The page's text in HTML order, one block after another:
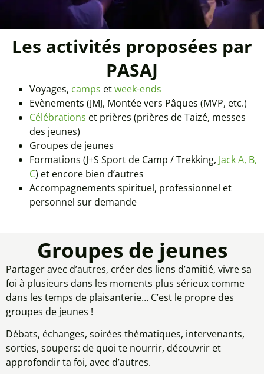
Les activités proposées par
PASAJ
Voyages, camps etweek-ends
Evènements (JMJ, Montée vers Pâques (MVP, etc.)
Célébrations et prières (prières de Taizé, messes
des jeunes)
Groupes de jeunes
Formations (J+S Sport de Camp / Trekking, Jack A, B,
C) et encore bien d’autres
Accompagnements spirituel, professionnel et
personnel sur demande
Groupes de jeunes
Partager avec d’autres, créer des liens d’amitié, vivre sa
foi à plusieurs dans les moments plus sérieux comme
dans les temps de plaisanterie… C’est le propre des
groupes de jeunes !
Débats, échanges, soirées thématiques, intervenants,
sorties, soupers: de quoi te nourrir, découvrir et
approfondir ta foi, avec d’autres.